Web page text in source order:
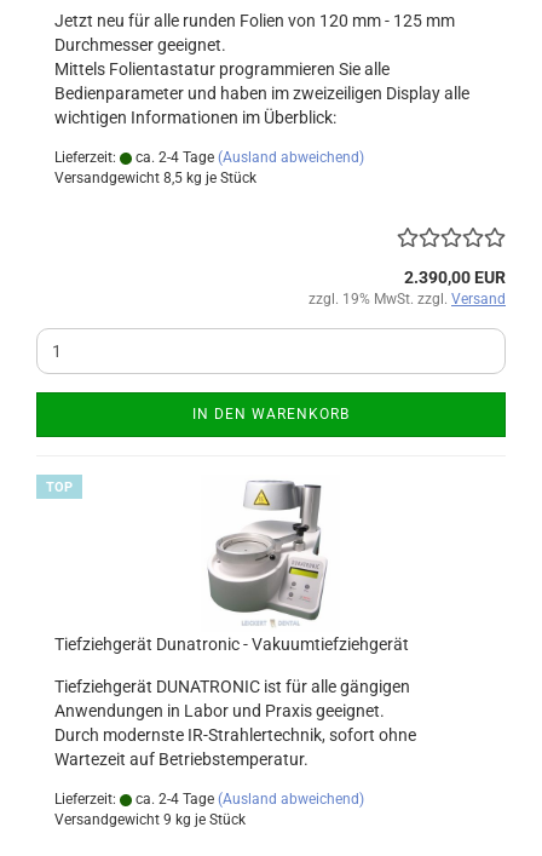
Jetzt neu für alle runden Folien von 120 mm - 125 mm
Durchmesser geeignet.
Mittels Folientastatur programmieren Sie alle
Bedienparameter und haben im zweizeiligen Display alle
wichtigen Informationen im Überblick:
Lieferzeit: ca. 2-4 Tage (Ausland abweichend)
Versandgewicht 8,5 kg je Stück
2.390,00 EUR
zzgl. 19% MwSt. zzgl. Versand
IN DEN WARENKORB
TOP
Tiefziehgerät Dunatronic - Vakuumtiefziehgerät
Tiefziehgerät DUNATRONIC ist für alle gängigen
Anwendungen in Labor und Praxis geeignet.
Durch modernste IR-Strahlertechnik, sofort ohne
Wartezeit auf Betriebstemperatur.
Lieferzeit: ca. 2-4 Tage (Ausland abweichend)
Versandgewicht 9 kg je Stück